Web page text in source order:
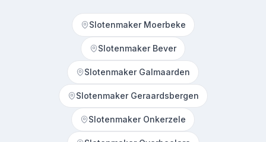
Slotenmaker Moerbeke
Slotenmaker Bever
Slotenmaker Galmaarden
Slotenmaker Geraardsbergen
Slotenmaker Onkerzele